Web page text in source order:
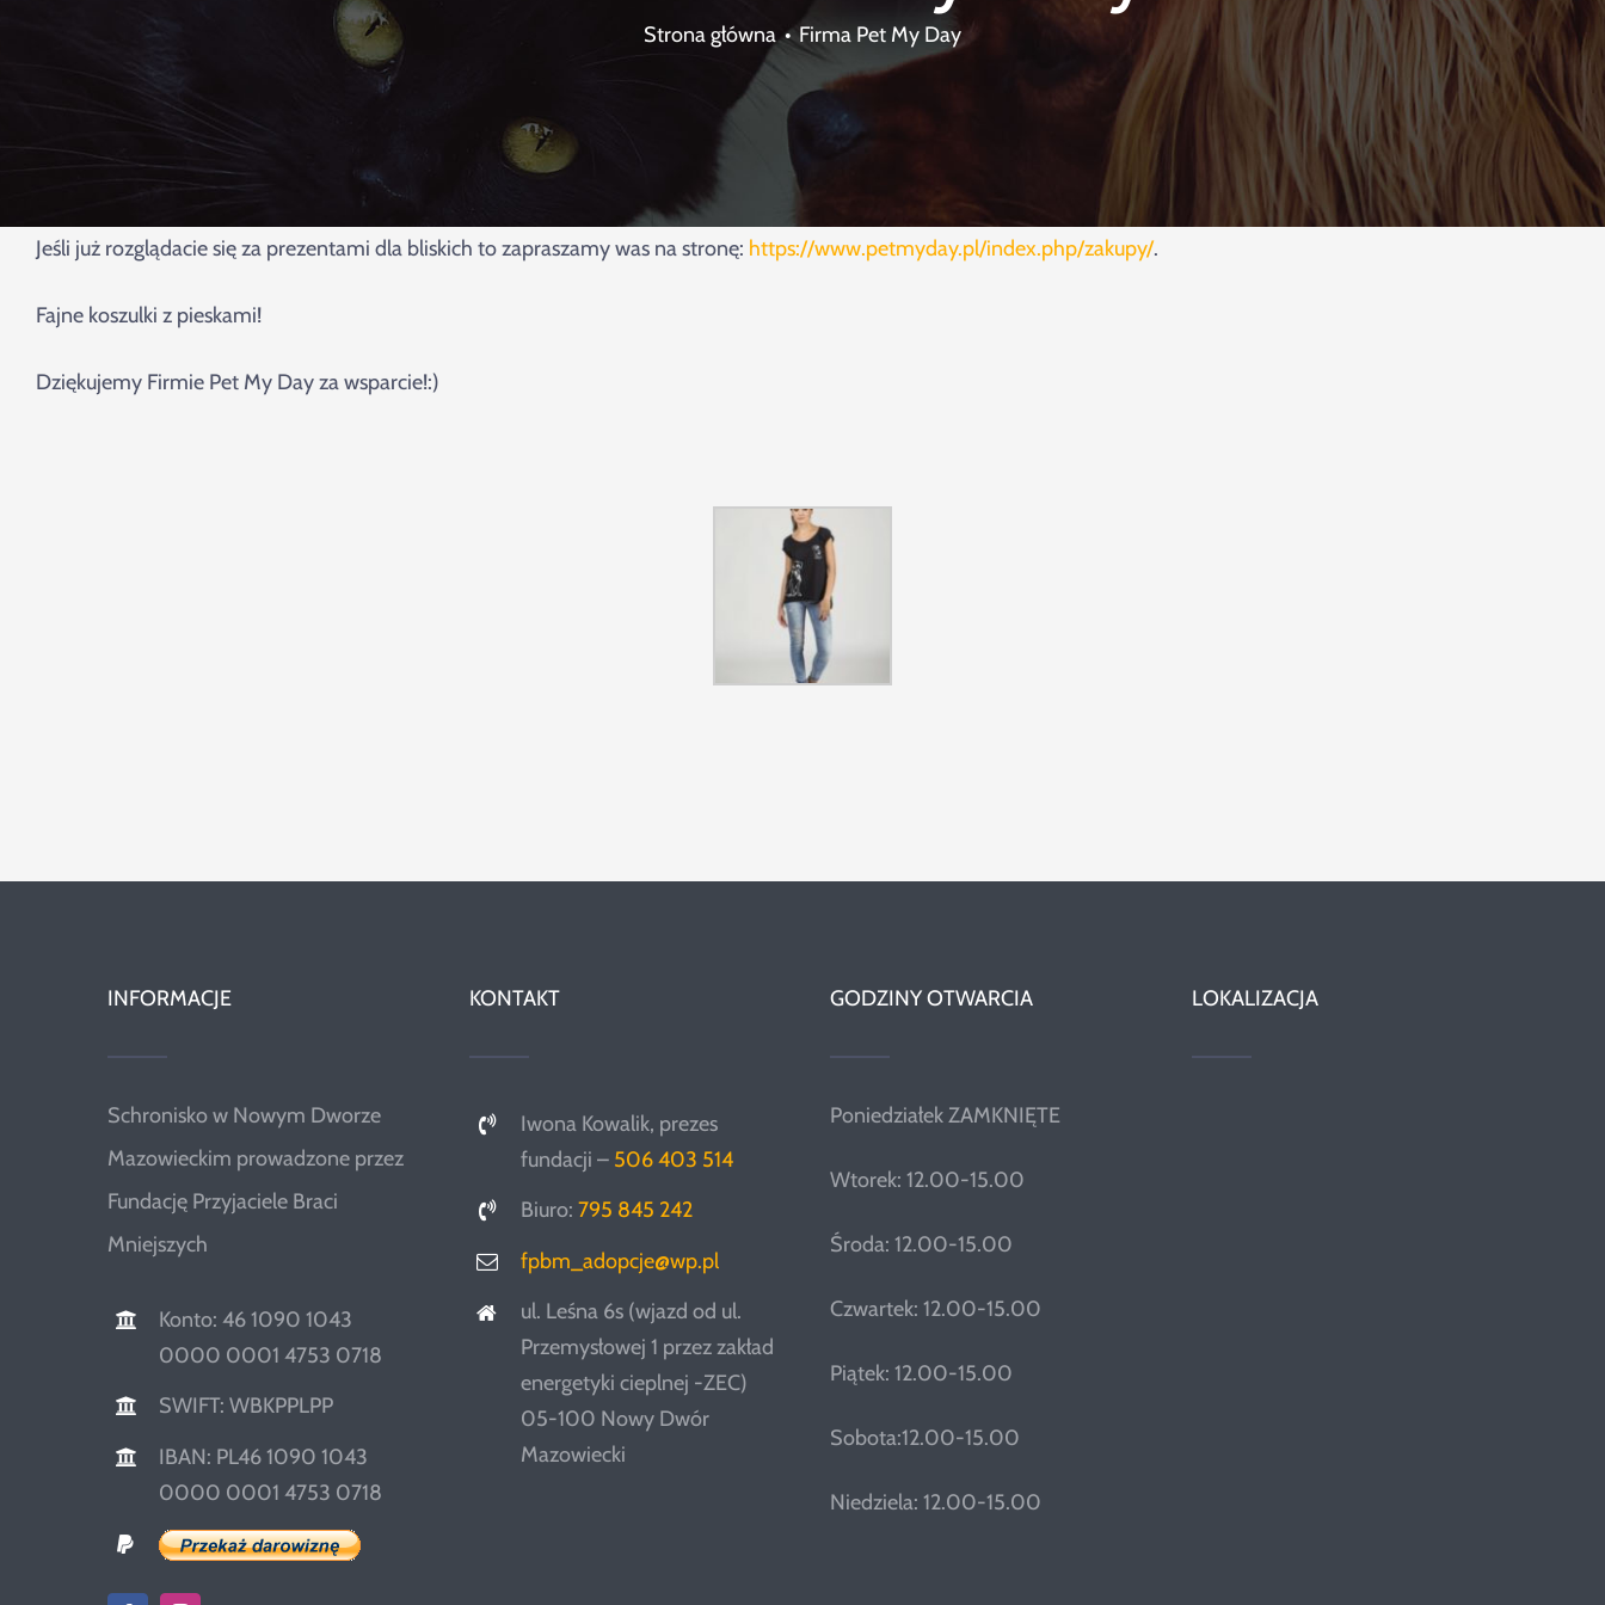
Strona główna Firma Pet My Day
Jeśli już rozglądacie się za prezentami dla bliskich to zapraszamy was na stronę: https://www.petmyday.pl/index.php/zakupy/.
Fajne koszulki z pieskami!
Dziękujemy Firmie Pet My Day za wsparcie!:)
INFORMACJE
Schronisko w Nowym Dworze
Mazowieckim prowadzone przez
Fundację Przyjaciele Braci
Mniejszych
Konto: 46 1090 1043
0000 0001 4753 0718
SWIFT: WBKPPLPP
IBAN: PL46 1090 1043
0000 0001 4753 0718
KONTAKT
Iwona Kowalik, prezes
fundacji – 506 403 514
Biuro: 795 845 242
fpbm_adopcje@wp.pl
ul. Leśna 6s (wjazd od ul.
Przemysłowej 1 przez zakład
energetyki cieplnej -ZEC)
05-100 Nowy Dwór
Mazowiecki
GODZINY OTWARCIA
Poniedziałek ZAMKNIĘTE
Wtorek: 12.00-15.00
Środa: 12.00-15.00
Czwartek: 12.00-15.00
Piątek: 12.00-15.00
Sobota:12.00-15.00
Niedziela: 12.00-15.00
LOKALIZACJA